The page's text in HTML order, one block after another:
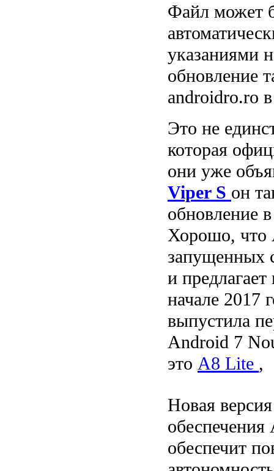
Файл может
указаниями
обновление
androidro.ro
Это не
которая
они уже
Viper S он
обновление
Хорошо, что
запущенных
и
начале 2017
выпустила
Android 7
это A8 Lite ,
Новая
обеспечит